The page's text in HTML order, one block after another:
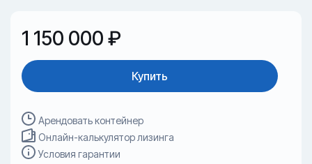
1 150 000 ₽
Купить
Арендовать контейнер
Онлайн-калькулятор лизинга
Условия гарантии